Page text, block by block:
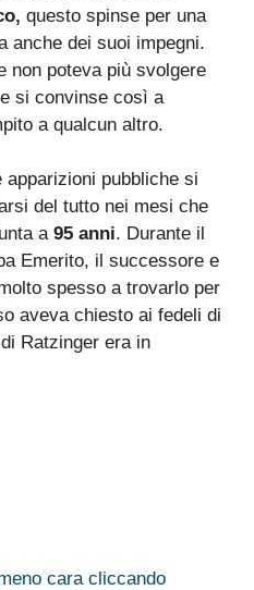
questo spinse per una
anche dei suoi impegni.
non poteva più svolgere
e si convinse così a
a qualcun altro.
apparizioni pubbliche si
del tutto nei mesi che
a 95 anni. Durante il
Emerito, il successore e
spesso a trovarlo per
aveva chiesto ai fedeli di
Ratzinger era in
cara cliccando